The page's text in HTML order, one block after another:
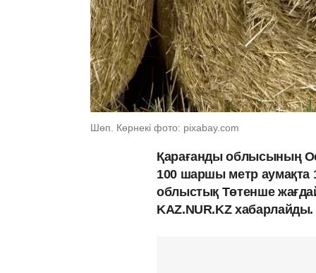
Шөп. Көрнекі фото: pixabay.com
Қарағанды ​​облысының
100 шаршы метр аумақта
облыстық Төтенше
KAZ.NUR.KZ хабарлайды.